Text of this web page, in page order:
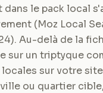
dans le pack local
(Moz Local
Au-delà de la
sur un triptyque
sur votre
ou quartier